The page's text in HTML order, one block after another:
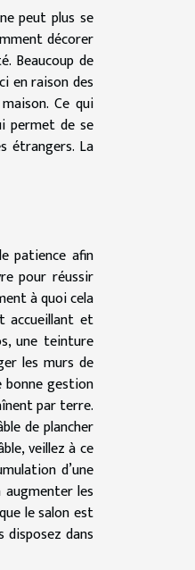
peut plus se
décorer
Beaucoup de
en raison des
Ce qui
permet de se
étrangers. La
patience afin
pour réussir
à quoi cela
accueillant et
une teinture
les murs de
bonne gestion
par terre.
de plancher
veillez à ce
d’une
les
le salon est
dans